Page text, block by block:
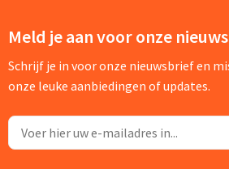
Meld je aan voor onze
Schrijf je in voor onze nieuwsbrief en
onze leuke aanbiedingen of updates.